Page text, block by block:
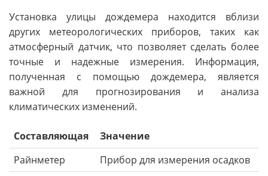
Установка улицы дождемера находится вблизи
других метеорологических приборов, таких как
атмосферный датчик, что позволяет сделать более
точные и надежные измерения. Информация,
полученная с помощью дождемера, является
важной для прогнозирования и анализа
климатических изменений.
Составляющая
Значение
Райнметер
Прибор для измерения осадков